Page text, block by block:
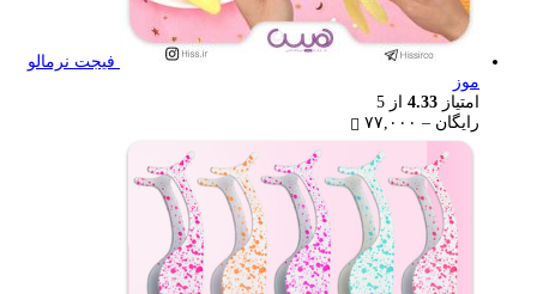
فیجت نرمالو
موز
امتیاز 4.33 از 5
رایگان – ۷۷,۰۰۰
range:
رایگان
through
۷۷,۰۰۰ تومان